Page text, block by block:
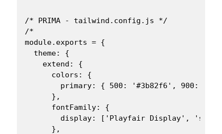
/* PRIMA - tailwind.config.js */
/*
module.exports = {
  theme: {
    extend: {
      colors: {
primary: { 500: '#3b82f6', 900:
      },
      fontFamily: {
display: ['Playfair Display',
      },